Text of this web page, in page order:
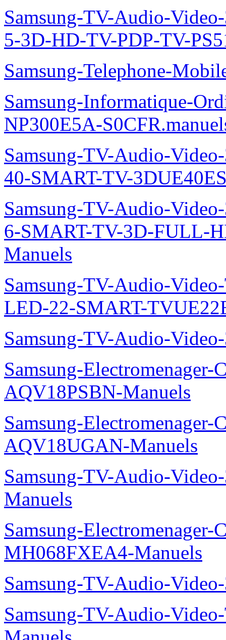
Samsung-TV-Audio-
LE37C530F1W.manuels
Samsung-Telephone-
Samsung-Electromenager-
AQV09KBBN.manuels
Samsung-TV-Audio-
5-3D-HD-TV-PDP-TV-
Samsung-Telephone-
Samsung-Informatique-
NP300E5A-
Samsung-TV-Audio-
40-SMART-TV-
Samsung-TV-Audio-
6-SMART-TV-3D-FULL-
Manuels
Samsung-TV-Audio-
LED-22-SMART-
Samsung-TV-Audio-
Samsung-Electromenager-
AQV18PSBN-Manuels
Samsung-Electromenager-
AQV18UGAN-Manuels
Samsung-TV-Audio-
Manuels